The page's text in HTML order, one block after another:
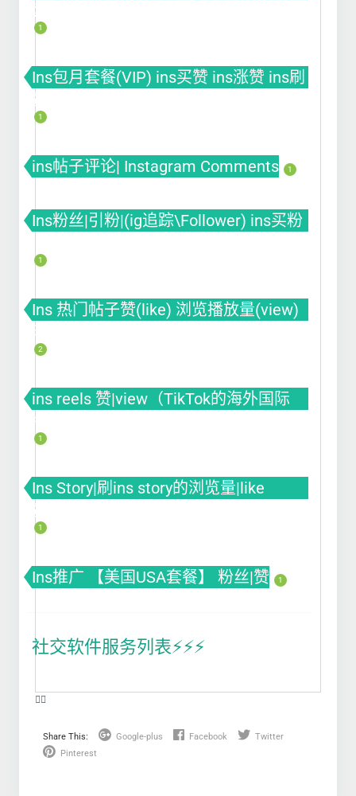
套餐(VIP) ins买赞 ins涨赞 ins刷赞
1
Ins包月套餐(VIP) ins买赞 ins涨赞 ins刷
赞
1
ins帖子评论| Instagram Comments 1
Ins粉丝|引粉|(ig追踪\Follower) ins买粉
1
Ins 热门帖子赞(like) 浏览播放量(view)
曝光(impression)
2
ins reels 赞|view（TikTok的海外国际
版）
1
Ins Story|刷ins story的浏览量|like
赞|impression曝光|投票Poll
1
Ins推广 【美国USA套餐】 粉丝|赞 1
社交软件服务列表⚡️⚡️⚡️
❤️‍🔥
Share This: Google-plus Facebook
Twitter
Pinterest